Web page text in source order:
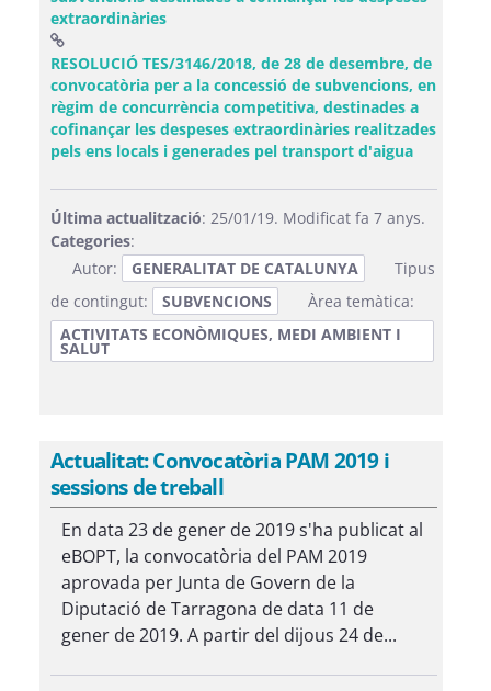
extraordinàries(Obre una finestra nova)
RESOLUCIÓ TES/3146/2018, de 28 de desembre, de
convocatòria per a la concessió de subvencions, en
règim de concurrència competitiva, destinades a
cofinançar les despeses extraordinàries realitzades
pels ens locals i generades pel transport d'aigua(Obre
Última actualització: 25/01/19. Modificat fa 7 anys.
Categories:
Autor:
GENERALITAT DE CATALUNYA
Tipus
de contingut:
SUBVENCIONS
Àrea temàtica:
ACTIVITATS ECONÒMIQUES, MEDI AMBIENT I
SALUT
Actualitat: Convocatòria PAM 2019 i
sessions de treball
En data 23 de gener de 2019 s'ha publicat al
eBOPT, la convocatòria del PAM 2019
aprovada per Junta de Govern de la
Diputació de Tarragona de data 11 de
gener de 2019. A partir del dijous 24 de...